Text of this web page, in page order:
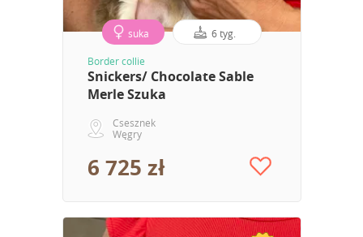
suka 6 tyg.
Border collie
Snickers/ Chocolate Sable
Merle Szuka
Csesznek
Węgry
6 725 zł